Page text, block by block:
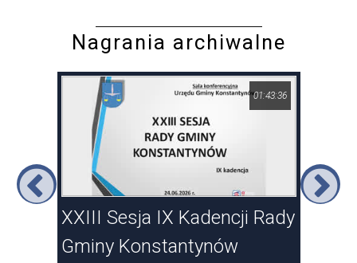
Nagrania archiwalne
01:43:36
XXIII Sesja IX Kadencji Rady
Gminy Konstantynów